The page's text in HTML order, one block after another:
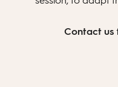
Contact us